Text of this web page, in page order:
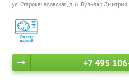
ул. Старокачаловская, д. 6, Бульвар Дмитрия
+7 495